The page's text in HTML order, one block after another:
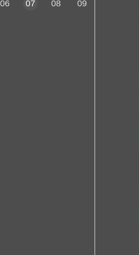
06
07
08
09